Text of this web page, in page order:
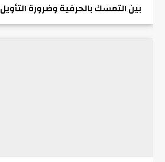
بين التمسك بالحرفية وضرورة التأويل